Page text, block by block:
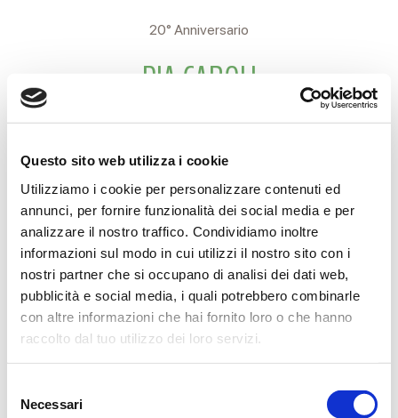
Questo sito web utilizza i cookie
Utilizziamo i cookie per personalizzare contenuti ed
annunci, per fornire funzionalità dei social media e per
analizzare il nostro traffico. Condividiamo inoltre
informazioni sul modo in cui utilizzi il nostro sito con i
nostri partner che si occupano di analisi dei dati web,
pubblicità e social media, i quali potrebbero combinarle
con altre informazioni che hai fornito loro o che hanno
raccolto dal tuo utilizzo dei loro servizi.
delNecessari
20° Anniversario
PIA CAROLI
Sei sempre nel mio cuore e mi manchi.
CORRADO.
Reggio Emilia , 16 settembre 2025
CONDIVIDI